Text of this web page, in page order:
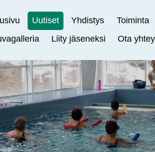
Uutiset Yhdistys Toiminta
Liity jäseneksi Ota